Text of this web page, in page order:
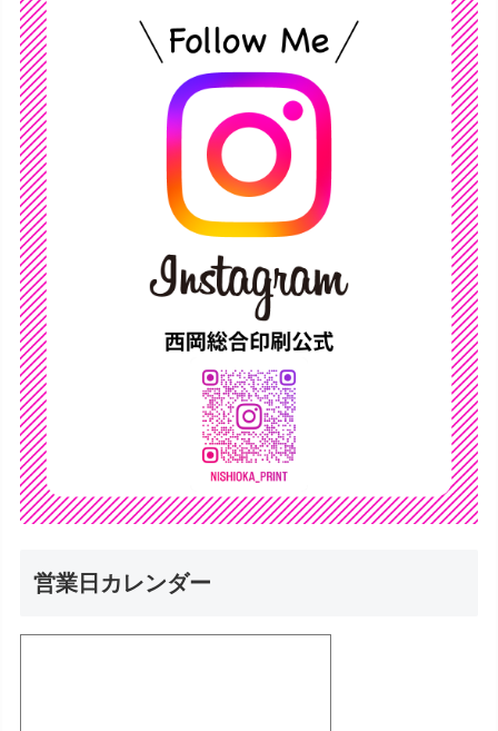
営業日カレンダー